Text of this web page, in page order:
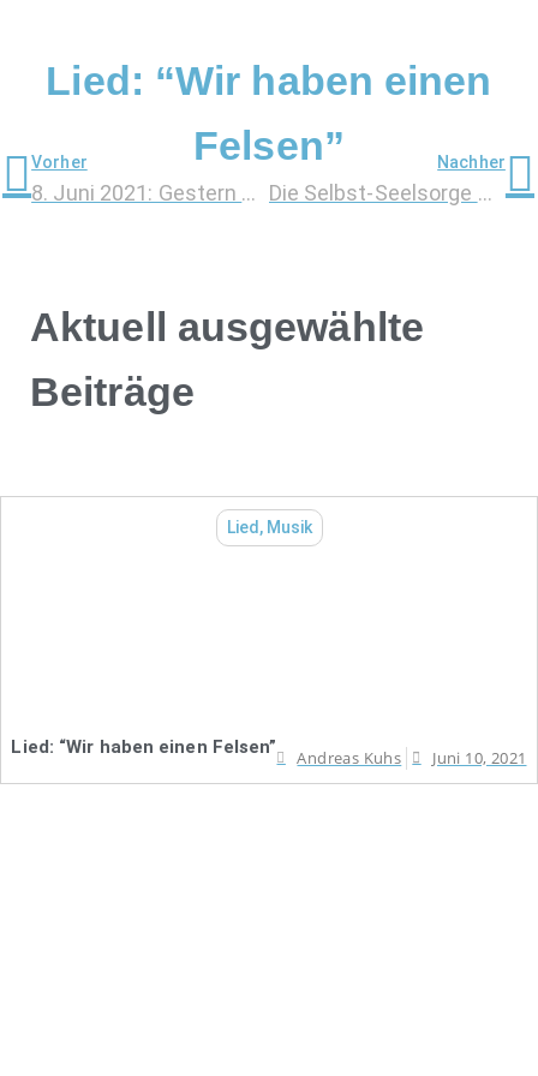
Lied: “Wir haben einen
Felsen”
Vorher
8. Juni 2021: Gestern war der bisher schwierigste Tag in der Therapie …
Nachher
Die Selbst-Seelsorge – ein wichtiges Thema, findet Dietlind
Aktuell ausgewählte
Beiträge
Lied , Musik
Lied: “Wir haben einen Felsen”
Andreas Kuhs Juni 10, 2021